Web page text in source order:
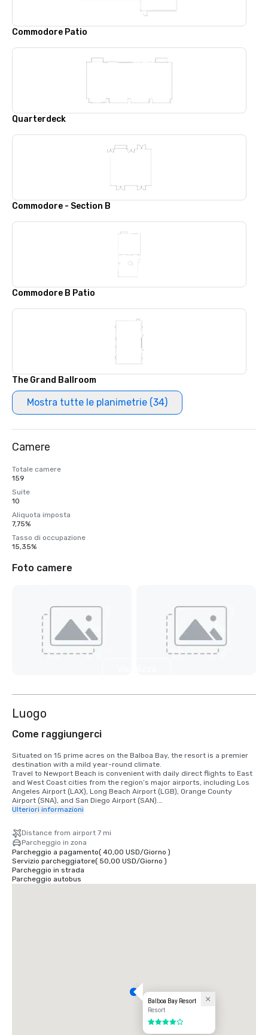
Commodore Patio
Quarterdeck
Commodore - Section B
Commodore B Patio
The Grand Ballroom
Mostra tutte le planimetrie (34)
Camere
Totale camere
159
Suite
10
Aliquota imposta
7,75%
Tasso di occupazione
15,35%
Foto camere
Luogo
Come raggiungerci
Situated on 15 prime acres on the Balboa Bay, the resort is a premier
destination with a mild year-round climate.
Travel to Newport Beach is convenient with daily direct flights to East
and West Coast cities from the region’s major airports, including Los
Angeles Airport (LAX), Long Beach Airport (LGB), Orange County
Airport (SNA), and San Diego Airport (SAN).
•	Long Beach Airport 14 miles/30 minutes
•	Los Angeles Airport 50 miles/60 minutes
•	San Diego Airport 87 miles/90 minutes
•	Anaheim Convention Center 16 miles/35 minutes
Ulteriori informazioni
Distance from airport 7 mi
Parcheggio in zona
Parcheggio a pagamento( 40,00 USD/Giorno )
Servizio parcheggiatore( 50,00 USD/Giorno )
Parcheggio in strada
Parcheggio autobus
Balboa Bay Resort
Resort
4 su 5